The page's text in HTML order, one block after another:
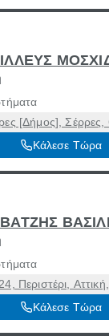
[Δήμος], Σέρρες,
Κάλεσε Τώρα
Περιστέρι,
Κάλεσε Τώρα